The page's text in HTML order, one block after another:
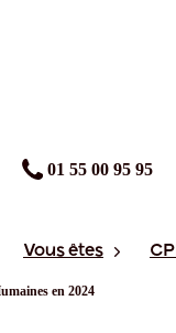
01 55 00 95 95
Vous êtes
en 2024